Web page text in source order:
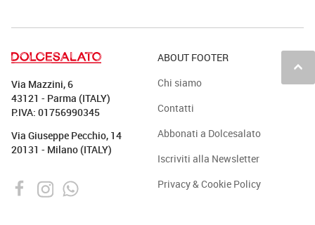
keyboard_arrow_up
Via Mazzini, 6
43121 - Parma (ITALY)
P.IVA: 01756990345
Via Giuseppe Pecchio, 14
20131 - Milano (ITALY)
ABOUT FOOTER
Chi siamo
Contatti
Abbonati a Dolcesalato
Iscriviti alla Newsletter
Privacy & Cookie Policy